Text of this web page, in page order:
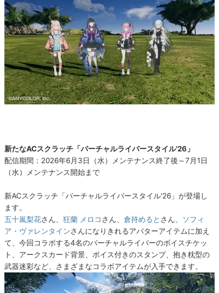
新たなACスクラッチ「バーチャルライバースタイル'26」
配信期間：2026年6月3日（水）メンテナンス終了後～7月1日
（水）メンテナンス開始まで
新ACスクラッチ「バーチャルライバースタイル'26」が登場し
ます。
五十嵐梨花さん、狂蘭 メロコ さん、倉持めると さん、
ソフィ
ア・ヴァレンタインさんになりきれるアバターアイテムに加え
て、今回コラボする4名のバーチャルライバーのボイスチケッ
ト、アークスカード背景、ボイス付きのスタンプ、抱き枕型の
武器迷彩など、さまざまなコラボアイテムが入手できます。